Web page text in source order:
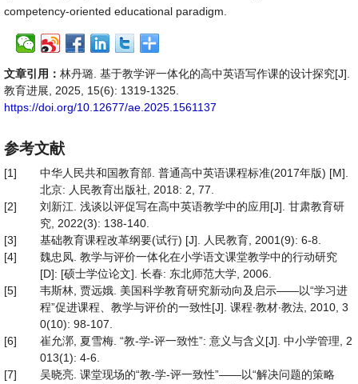
competency-oriented educational paradigm.
文章引用： 林丹璐. 基于教学评一体化的高中英语写作课的设计探究[J].
教育进展, 2025, 15(6): 1319-1325.
https://doi.org/10.12677/ae.2025.1561137
参考文献
[1]
中华人民共和国教育部. 普通高中英语课程标准(2017年版) [M].
北京: 人民教育出版社, 2018: 2, 77.
[2]
刘新江. 浅谈以评促写在高中英语教学中的应用[J]. 甘肃教育研
究, 2022(3): 138-140.
[3]
基础教育课程改革纲要(试行) [J]. 人民教育, 2001(9): 6-8.
[4]
魏忠凤. 教学与评价一体化在小学语文课堂教学中的行动研究
[D]: [硕士学位论文]. 长春: 东北师范大学, 2006.
[5]
韦斯林, 贾远娥. 美国科学教育研究新动向及启示——以“学习进
程”促进课程、教学与评价的一致性[J]. 课程∙教材∙教法, 2010, 3
0(10): 98-107.
[6]
崔允漷, 夏雪梅. “教-学-评一致性”: 意义与含义[J]. 中小学管理, 2
013(1): 4-6.
[7]
吴晓亮. 课堂现场的“教-学-评一致性”——以“解决问题的策略